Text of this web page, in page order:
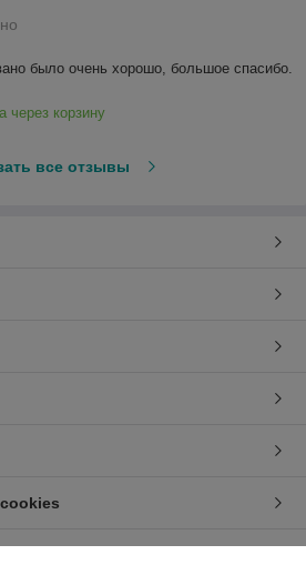
было очень хорошо, большое спасибо.
через корзину
все отзывы